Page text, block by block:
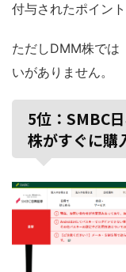
付与されたポイン
ただしDMM株では
いがありません。
5位：SMBC
株がすぐに購